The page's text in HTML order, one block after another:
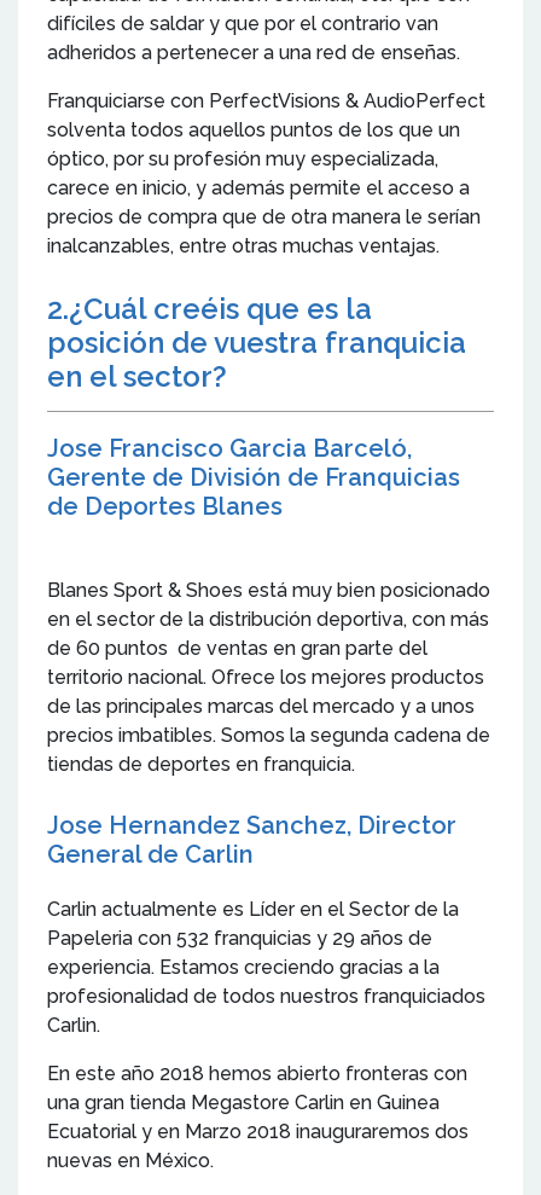
difíciles de saldar y que por el contrario van
adheridos a pertenecer a una red de enseñas.
Franquiciarse con PerfectVisions & AudioPerfect
solventa todos aquellos puntos de los que un
óptico, por su profesión muy especializada,
carece en inicio, y además permite el acceso a
precios de compra que de otra manera le serían
inalcanzables, entre otras muchas ventajas.
2.¿Cuál creéis que es la
posición de vuestra franquicia
en el sector?
Jose Francisco Garcia Barceló,
Gerente de División de Franquicias
de Deportes Blanes
Blanes Sport & Shoes está muy bien posicionado
en el sector de la distribución deportiva, con más
de 60 puntos de ventas en gran parte del
territorio nacional. Ofrece los mejores productos
de las principales marcas del mercado y a unos
precios imbatibles. Somos la segunda cadena de
tiendas de deportes en franquicia.
Jose Hernandez Sanchez, Director
General de Carlin
Carlin actualmente es Líder en el Sector de la
Papeleria con 532 franquicias y 29 años de
experiencia. Estamos creciendo gracias a la
profesionalidad de todos nuestros franquiciados
Carlin.
En este año 2018 hemos abierto fronteras con
una gran tienda Megastore Carlin en Guinea
Ecuatorial y en Marzo 2018 inauguraremos dos
nuevas en México.